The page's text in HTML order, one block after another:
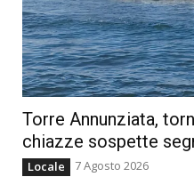
Torre Annunziata,
chiazze sospette
Locale 7 Agosto 2026